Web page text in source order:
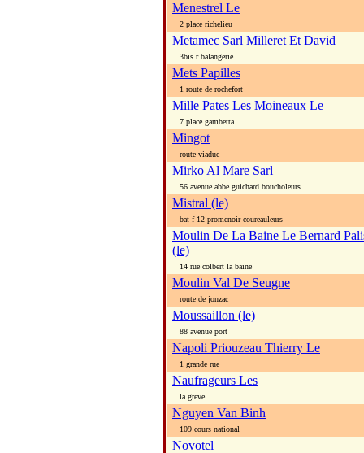
Menestrel Le
2 place richelieu
Metamec Sarl Milleret Et David
3bis r balangerie
Mets Papilles
1 route de rochefort
Mille Pates Les Moineaux Le
7 place gambetta
Mingot
route viaduc
Mirko Al Mare Sarl
56 avenue abbe guichard boucholeurs
Mistral (le)
bat f 12 promenoir coureauleurs
Moulin De La Baine Le Bernard
(le)
14 rue colbert la baine
Moulin Val De Seugne
route de jonzac
Moussaillon (le)
88 avenue port
Napoli Priouzeau Thierry Le
1 grande rue
Naufrageurs Les
la greve
Nguyen Van Binh
109 cours national
Novotel